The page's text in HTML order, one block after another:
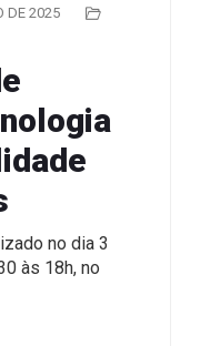
DE 2025
no dia 3
às 18h, no